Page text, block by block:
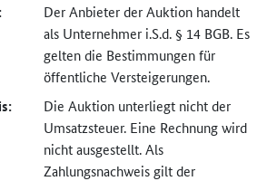
Der Anbieter der Auktion handelt
als Unternehmer i.S.d. § 14 BGB. Es
gelten die Bestimmungen für
öffentliche Versteigerungen.
Die Auktion unterliegt nicht der
Umsatzsteuer. Eine Rechnung wird
nicht ausgestellt. Als
Zahlungsnachweis gilt der